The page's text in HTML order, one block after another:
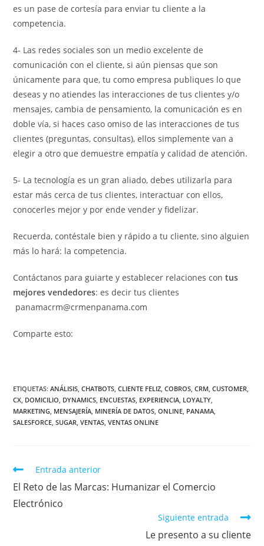
es un pase de cortesía para enviar tu cliente a la
competencia.
4- Las redes sociales son un medio excelente de
comunicación con el cliente, si aún piensas que son
únicamente para que, tu como empresa publiques lo que
deseas y no atiendes las interacciones de tus clientes y/o
mensajes, cambia de pensamiento, la comunicación es en
doble vía, si haces caso omiso de las interacciones de tus
clientes (preguntas, consultas), ellos simplemente van a
elegir a otro que demuestre empatía y calidad de atención.
5- La tecnología es un gran aliado, debes utilizarla para
estar más cerca de tus clientes, interactuar con ellos,
conocerles mejor y por ende vender y fidelizar.
Recuerda, contéstale bien y rápido a tu cliente, sino alguien
más lo hará: la competencia.
Contáctanos para guiarte y establecer relaciones contus
mejores vendedores: es decir tus clientes
panamacrm@crmenpanama.com
Comparte esto:
ETIQUETAS:ANÁLISIS CHATBOTS CLIENTE FELIZ COBROS CRM CUSTOMER
CX DOMICILIO DYNAMICS ENCUESTAS EXPERIENCIA LOYALTY
MARKETING MENSAJERÍA MINERÍA DE DATOS ONLINE PANAMA
SALESFORCE SUGAR VENTAS VENTAS ONLINE
Entrada anterior
El Reto de las Marcas: Humanizar el Comercio
Electrónico
Siguiente entrada
Le presento a su cliente